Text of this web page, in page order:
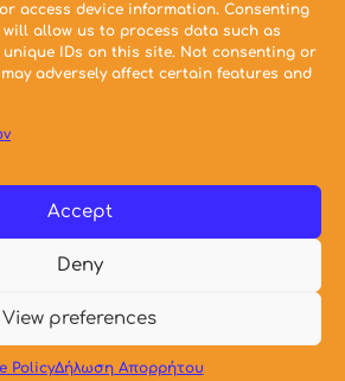
access device information. Consenting
allow us to process data such as
IDs on this site. Not consenting or
adversely affect certain features and
Accept
Deny
View preferences
PolicyΔήλωση Απορρήτου
– Προηγούμενες Εκδόσεις